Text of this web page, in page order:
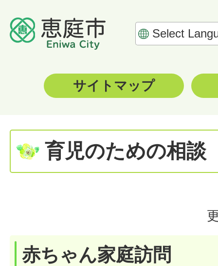
サイトマップ
育児のための相談
赤ちゃん家庭訪問